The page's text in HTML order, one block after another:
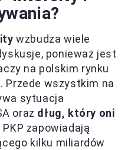
wzbudza wiele
ponieważ jest
na polskim rynku
Przede wszystkim na
sytuacja
oraz dług, który oni
zapowiadają
kilku miliardów